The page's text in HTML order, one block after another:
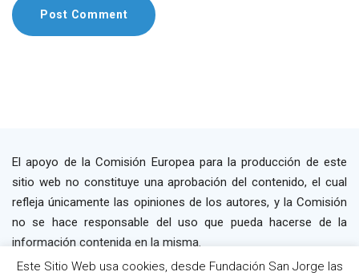
El apoyo de la Comisión Europea para la producción de este
sitio web no constituye una aprobación del contenido, el cual
refleja únicamente las opiniones de los autores, y la Comisión
no se hace responsable del uso que pueda hacerse de la
información contenida en la misma.
Este Sitio Web usa cookies, desde Fundación San Jorge las